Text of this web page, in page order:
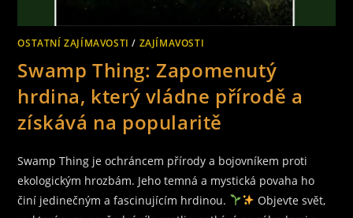
OSTATNÍ ZAJÍMAVOSTI / ZAJÍMAVOSTI
Swamp Thing: Zapomenutý
hrdina, který vládne přírodě a
získává na popularitě
Swamp Thing je ochráncem přírody a bojovníkem proti
ekologickým hrozbám. Jeho temná a mystická povaha ho
činí jedinečným a fascinujícím hrdinou.
Objevte svět,